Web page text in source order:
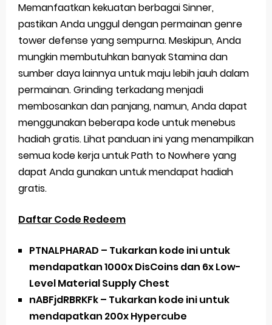
Memanfaatkan kekuatan berbagai Sinner,
pastikan Anda unggul dengan permainan genre
tower defense yang sempurna. Meskipun, Anda
mungkin membutuhkan banyak Stamina dan
sumber daya lainnya untuk maju lebih jauh dalam
permainan. Grinding terkadang menjadi
membosankan dan panjang, namun, Anda dapat
menggunakan beberapa kode untuk menebus
hadiah gratis. Lihat panduan ini yang menampilkan
semua kode kerja untuk Path to Nowhere yang
dapat Anda gunakan untuk mendapat hadiah
gratis.
Daftar Code Redeem
PTNALPHARAD – Tukarkan kode ini untuk
mendapatkan 1000x DisCoins dan 6x Low-
Level Material Supply Chest
nABFjdRBRKFk – Tukarkan kode ini untuk
mendapatkan 200x Hypercube